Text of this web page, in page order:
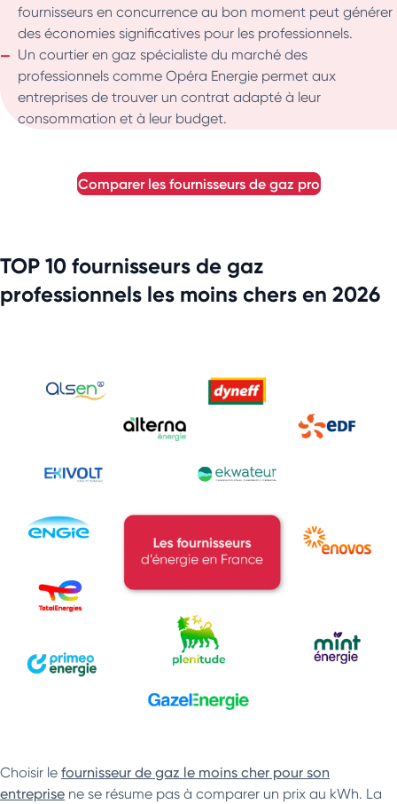
fournisseurs en concurrence au bon moment peut générer
des économies significatives pour les professionnels.
Un courtier en gaz spécialiste du marché des
professionnels comme Opéra Energie permet aux
entreprises de trouver un contrat adapté à leur
consommation et à leur budget.
comparer les fournisseurs de gaz pro
TOP 10 fournisseurs de gaz
professionnels les moins chers en 2026
Choisir le fournisseur de gaz le moins cher pour son
entreprise ne se résume pas à comparer un prix au kWh. La